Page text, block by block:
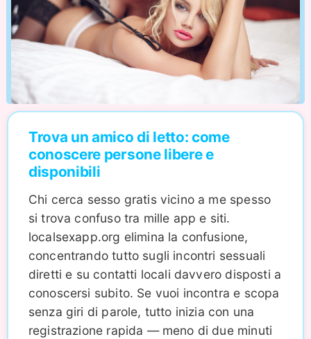
Trova un amico di letto: come
conoscere persone libere e
disponibili
Chi cerca sesso gratis vicino a me spesso
si trova confuso tra mille app e siti.
localsexapp.org elimina la confusione,
concentrando tutto sugli incontri sessuali
diretti e su contatti locali davvero disposti a
conoscersi subito. Se vuoi incontra e scopa
senza giri di parole, tutto inizia con una
registrazione rapida — meno di due minuti